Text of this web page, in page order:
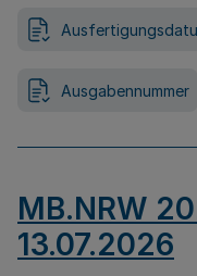
Ausgabennummer
MB.NRW
13.07.2026